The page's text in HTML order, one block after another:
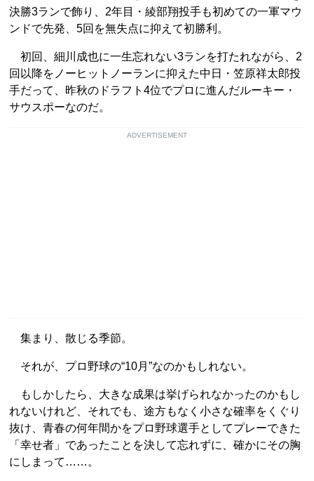
決勝3ランで飾り、2年目・綾部翔投手も初めての一軍マウ
ンドで先発、5回を無失点に抑えて初勝利。
初回、細川成也に一生忘れない3ランを打たれながら、2
回以降をノーヒットノーランに抑えた中日・笠原祥太郎投
手だって、昨秋のドラフト4位でプロに進んだルーキー・
サウスポーなのだ。
ADVERTISEMENT
集まり、散じる季節。
それが、プロ野球の“10月”なのかもしれない。
もしかしたら、大きな成果は挙げられなかったのかもし
れないけれど、それでも、途方もなく小さな確率をくぐり
抜け、青春の何年間かをプロ野球選手としてプレーできた
「幸せ者」であったことを決して忘れずに、確かにその胸
にしまって……。